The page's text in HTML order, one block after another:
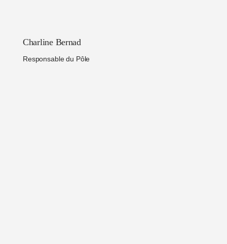
Charline Bernad
Responsable du Pôle